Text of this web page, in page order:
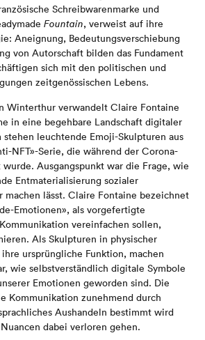
Schreibwarenmarke und
Fountain, verweist auf ihre
Aneignung, Bedeutungsverschiebung
von Autorschaft bilden das Fundament
sich mit den politischen und
zeitgenössischen Lebens.
Winterthur verwandelt Claire Fontaine
in eine begehbare Landschaft digitaler
leuchtende Emoji-Skulpturen aus
NFT»-Serie, die während der Corona-
Ausgangspunkt war die Frage, wie
Entmaterialisierung sozialer
machen lässt. Claire Fontaine bezeichnet
Emotionen», als vorgefertigte
vereinfachen sollen,
Als Skulpturen in physischer
ursprüngliche Funktion, machen
wie selbstverständlich digitale Symbole
Emotionen geworden sind. Die
Kommunikation zunehmend durch
Aushandeln bestimmt wird
dabei verloren gehen.